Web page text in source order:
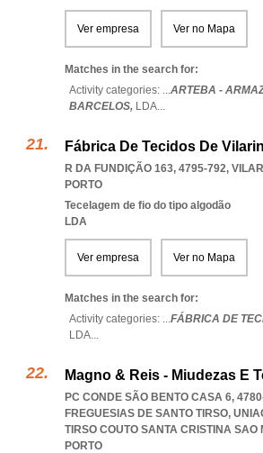
Ver empresa Ver no Mapa
Matches in the search for:
Activity categories: ...ARTEBA -
BARCELOS, LDA...
Fábrica De Tecidos De
R DA FUNDIÇÃO 163, 4795-792,
PORTO
Tecelagem de fio do tipo algodão
LDA
Ver empresa Ver no Mapa
Matches in the search for:
Activity categories: ...FÁBRICA DE
LDA...
Magno & Reis - Miudezas E
PC CONDE SÃO BENTO CASA 6,
FREGUESIAS DE SANTO TIRSO,
TIRSO COUTO SANTA CRISTINA SAO
PORTO